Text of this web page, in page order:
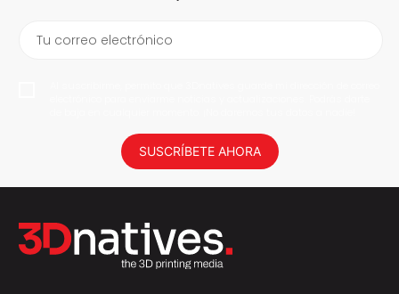
Tu correo electrónico
SUSCRÍBETE AHORA